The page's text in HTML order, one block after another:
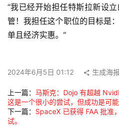
“我已经开始担任特斯拉新设
管！我担任这个职位的目标是
单且经济实惠。”
2024年6月5日 01:12 生成海报
上一篇： 马斯克：Dojo 有超越
这是一个很小的尝试，但成功是可能
下一篇： SpaceX 已获得 FAA 批准
试。